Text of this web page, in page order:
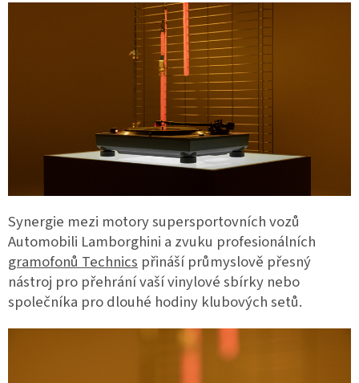
Synergie mezi motory supersportovních vozů
Automobili Lamborghini a zvuku profesionálních
gramofonů Technics přináší průmyslově přesný
nástroj pro přehrání vaší vinylové sbírky nebo
společníka pro dlouhé hodiny klubových setů.